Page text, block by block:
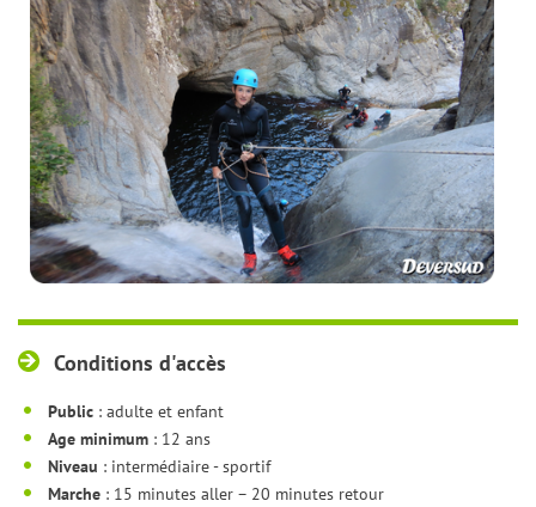
Conditions d'accès
Public : adulte et enfant
Age minimum : 12 ans
Niveau : intermédiaire - sportif
Marche : 15 minutes aller – 20 minutes retour